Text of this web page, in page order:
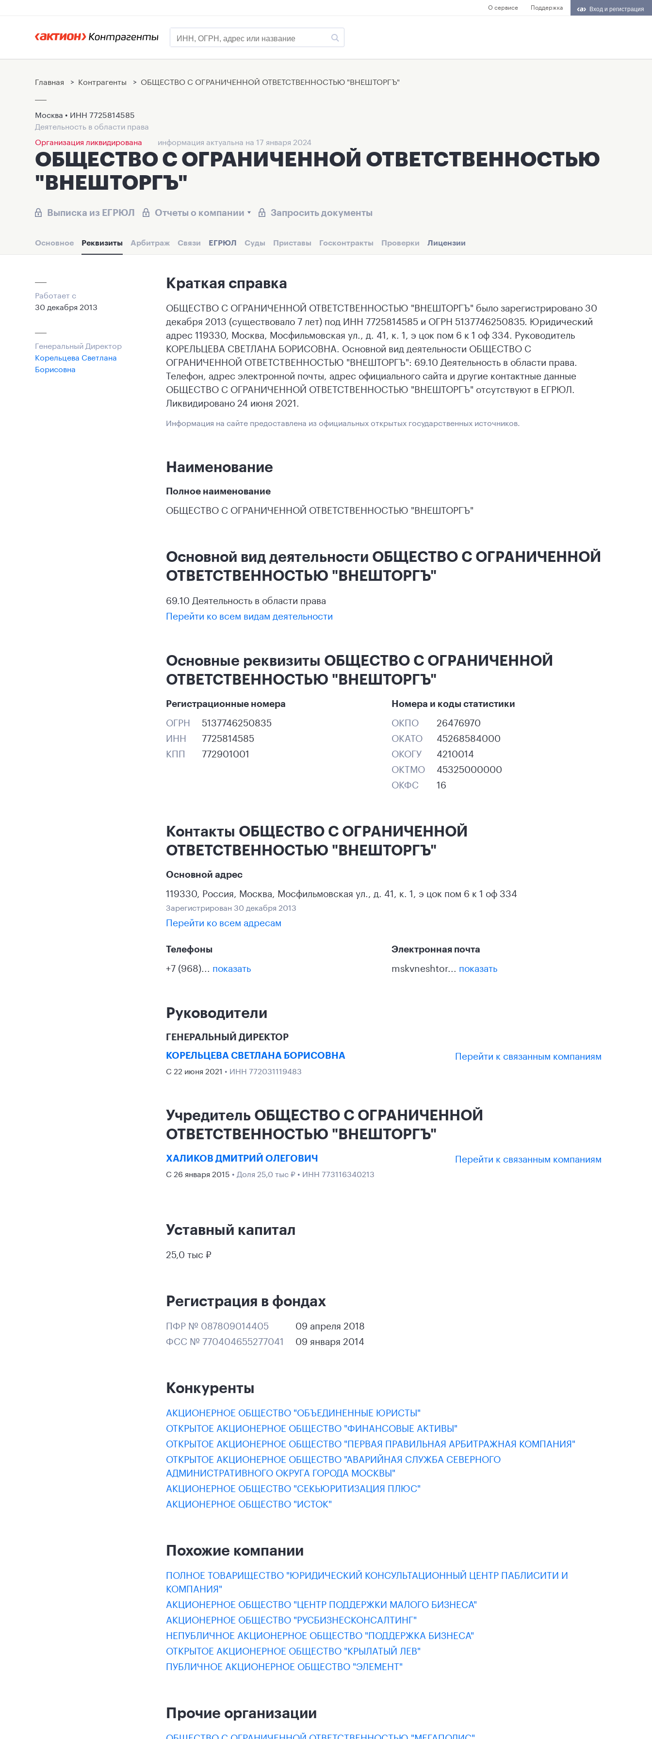
О сервисе Поддержка Вход и регистрация
Главная > Контрагенты > ОБЩЕСТВО С ОГРАНИЧЕННОЙ ОТВЕТСТВЕННОСТЬЮ "ВНЕШТОРГЪ"
Москва • ИНН 7725814585
Деятельность в области права
Организация ликвидирована
информация актуальна на 17 января 2024
ОБЩЕСТВО С ОГРАНИЧЕННОЙ ОТВЕТСТВЕННОСТЬЮ
"ВНЕШТОРГЪ"
Выписка из ЕГРЮЛ Отчеты о компании Запросить документы
Основное Реквизиты Арбитраж Связи ЕГРЮЛ Суды Приставы Госконтракты Проверки Лицензии
Работает с
30 декабря 2013
Генеральный Директор
Корельцева Светлана
Борисовна
Краткая справка
ОБЩЕСТВО С ОГРАНИЧЕННОЙ ОТВЕТСТВЕННОСТЬЮ "ВНЕШТОРГЪ" было зарегистрировано 30
декабря 2013 (существовало 7 лет) под ИНН 7725814585 и ОГРН 5137746250835. Юридический
адрес 119330, Москва, Мосфильмовская ул., д. 41, к. 1, э цок пом 6 к 1 оф 334. Руководитель
КОРЕЛЬЦЕВА СВЕТЛАНА БОРИСОВНА. Основной вид деятельности ОБЩЕСТВО С
ОГРАНИЧЕННОЙ ОТВЕТСТВЕННОСТЬЮ "ВНЕШТОРГЪ": 69.10 Деятельность в области права.
Телефон, адрес электронной почты, адрес официального сайта и другие контактные данные
ОБЩЕСТВО С ОГРАНИЧЕННОЙ ОТВЕТСТВЕННОСТЬЮ "ВНЕШТОРГЪ" отсутствуют в ЕГРЮЛ.
Ликвидировано 24 июня 2021.
Информация на сайте предоставлена из официальных открытых государственных источников.
Наименование
Полное наименование
ОБЩЕСТВО С ОГРАНИЧЕННОЙ ОТВЕТСТВЕННОСТЬЮ "ВНЕШТОРГЪ"
Основной вид деятельности ОБЩЕСТВО С ОГРАНИЧЕННОЙ
ОТВЕТСТВЕННОСТЬЮ "ВНЕШТОРГЪ"
69.10 Деятельность в области права
Перейти ко всем видам деятельности
Основные реквизиты ОБЩЕСТВО С ОГРАНИЧЕННОЙ
ОТВЕТСТВЕННОСТЬЮ "ВНЕШТОРГЪ"
Регистрационные номера
ОГРН
5137746250835
ИНН
7725814585
КПП
772901001
Номера и коды статистики
ОКПО
26476970
ОКАТО
45268584000
ОКОГУ
4210014
ОКТМО
45325000000
ОКФС
16
Контакты ОБЩЕСТВО С ОГРАНИЧЕННОЙ
ОТВЕТСТВЕННОСТЬЮ "ВНЕШТОРГЪ"
Основной адрес
119330, Россия, Москва, Мосфильмовская ул., д. 41, к. 1, э цок пом 6 к 1 оф 334
Зарегистрирован 30 декабря 2013
Перейти ко всем адресам
Телефоны
+7 (968)... показать
Электронная почта
mskvneshtor... показать
Руководители
ГЕНЕРАЛЬНЫЙ ДИРЕКТОР
КОРЕЛЬЦЕВА СВЕТЛАНА БОРИСОВНА
С 22 июня 2021 • ИНН 772031119483
Перейти к связанным компаниям
Учредитель ОБЩЕСТВО С ОГРАНИЧЕННОЙ
ОТВЕТСТВЕННОСТЬЮ "ВНЕШТОРГЪ"
ХАЛИКОВ ДМИТРИЙ ОЛЕГОВИЧ
С 26 января 2015 • Доля 25,0 тыс ₽ • ИНН 773116340213
Перейти к связанным компаниям
Уставный капитал
25,0 тыс ₽
Регистрация в фондах
ПФР № 087809014405
09 апреля 2018
ФСС № 770404655277041
09 января 2014
Конкуренты
АКЦИОНЕРНОЕ ОБЩЕСТВО "ОБЪЕДИНЕННЫЕ ЮРИСТЫ"
ОТКРЫТОЕ АКЦИОНЕРНОЕ ОБЩЕСТВО "ФИНАНСОВЫЕ АКТИВЫ"
ОТКРЫТОЕ АКЦИОНЕРНОЕ ОБЩЕСТВО "ПЕРВАЯ ПРАВИЛЬНАЯ АРБИТРАЖНАЯ КОМПАНИЯ"
ОТКРЫТОЕ АКЦИОНЕРНОЕ ОБЩЕСТВО "АВАРИЙНАЯ СЛУЖБА СЕВЕРНОГО
АДМИНИСТРАТИВНОГО ОКРУГА ГОРОДА МОСКВЫ"
АКЦИОНЕРНОЕ ОБЩЕСТВО "СЕКЬЮРИТИЗАЦИЯ ПЛЮС"
АКЦИОНЕРНОЕ ОБЩЕСТВО "ИСТОК"
Похожие компании
ПОЛНОЕ ТОВАРИЩЕСТВО "ЮРИДИЧЕСКИЙ КОНСУЛЬТАЦИОННЫЙ ЦЕНТР ПАБЛИСИТИ И
КОМПАНИЯ"
АКЦИОНЕРНОЕ ОБЩЕСТВО "ЦЕНТР ПОДДЕРЖКИ МАЛОГО БИЗНЕСА"
АКЦИОНЕРНОЕ ОБЩЕСТВО "РУСБИЗНЕСКОНСАЛТИНГ"
НЕПУБЛИЧНОЕ АКЦИОНЕРНОЕ ОБЩЕСТВО "ПОДДЕРЖКА БИЗНЕСА"
ОТКРЫТОЕ АКЦИОНЕРНОЕ ОБЩЕСТВО "КРЫЛАТЫЙ ЛЕВ"
ПУБЛИЧНОЕ АКЦИОНЕРНОЕ ОБЩЕСТВО "ЭЛЕМЕНТ"
Прочие организации